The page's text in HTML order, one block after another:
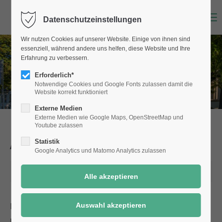
Aktuelle Meldungenaus Selm
Das nächste Kindergartenjahr 2022 / 2023 liegt zwar
Datenschutzeinstellungen
Wir nutzen Cookies auf unserer Website. Einige von ihnen sind
essenziell, während andere uns helfen, diese Website und Ihre
Erfahrung zu verbessern.
Erforderlich*
Notwendige Cookies und Google Fonts zulassen damit die
Website korrekt funktioniert
Externe Medien
Externe Medien wie Google Maps, OpenStreetMap und
Youtube zulassen
Statistik
Google Analytics und Matomo Analytics zulassen